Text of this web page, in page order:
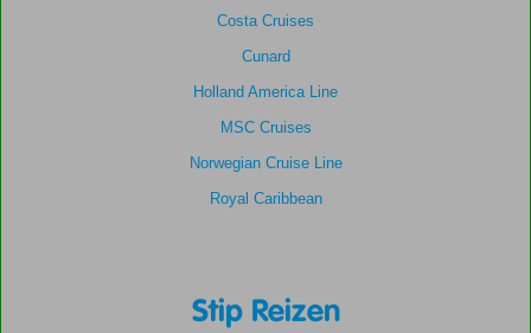
Costa Cruises
Cunard
Holland America Line
MSC Cruises
Norwegian Cruise Line
Royal Caribbean
Stip Reizen